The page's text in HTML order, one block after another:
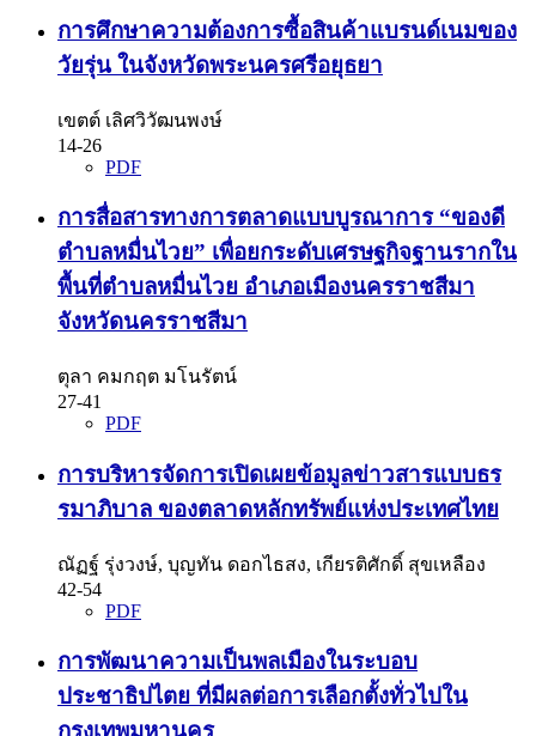
การศึกษาความต้องการซื้อสินค้าแบรนด์เนมของ
วัยรุ่น ในจังหวัดพระนครศรีอยุธยา
เขตต์ เลิศวิวัฒนพงษ์
14-26
PDF
การสื่อสารทางการตลาดแบบบูรณาการ “ของดี
ตำบลหมื่นไวย” เพื่อยกระดับเศรษฐกิจฐานรากใน
พื้นที่ตำบลหมื่นไวย อำเภอเมืองนครราชสีมา
จังหวัดนครราชสีมา
ตุลา คมกฤต มโนรัตน์
27-41
PDF
การบริหารจัดการเปิดเผยข้อมูลข่าวสารแบบธร
รมาภิบาล ของตลาดหลักทรัพย์แห่งประเทศไทย
ณัฏฐ์ รุ่งวงษ์, บุญทัน ดอกไธสง, เกียรติศักดิ์ สุขเหลือง
42-54
PDF
การพัฒนาความเป็นพลเมืองในระบอบ
ประชาธิปไตย ที่มีผลต่อการเลือกตั้งทั่วไปใน
กรุงเทพมหานคร